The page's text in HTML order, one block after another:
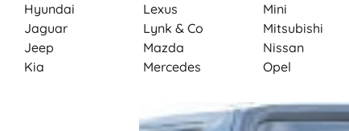
Hyundai
Jaguar
Jeep
Kia
Lexus
Lynk & Co
Mazda
Mercedes
Mini
Mitsubishi
Nissan
Opel